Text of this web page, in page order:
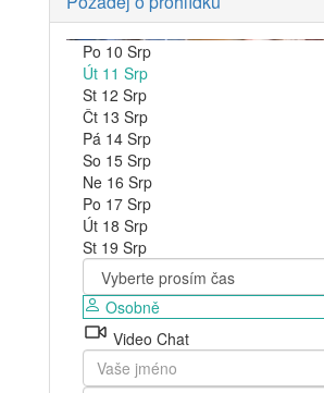
Po 10 Srp
Út 11 Srp
St 12 Srp
Čt 13 Srp
Pá 14 Srp
So 15 Srp
Ne 16 Srp
Po 17 Srp
Út 18 Srp
St 19 Srp
Osobně
Video Chat